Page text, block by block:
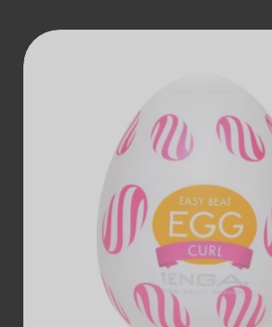
ДОДАТИ В
КОШИК